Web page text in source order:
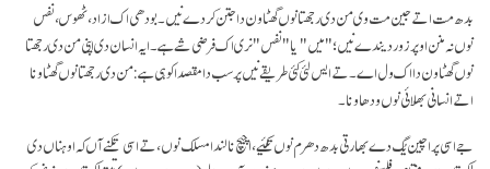
بدھ مت اتے جین مت وی من دی رجھتا نوں گھٹاون دا جتن کردے نیں۔ بودھی اک ازاد، ٹھوس، نفس
نوں نہ منن اوپر زور دیندے نیں؛ "میں" یا "نفس" نری اک فرضی شے ہے۔ ایہ انسان دی اپنی من دی رجھتا
نوں گھٹاون دا اک ول اے۔ تے ایس لئی کئی طریقے نیں پر سب دا مقصد اکو ہی ہے: من دی رجھتا نوں گھٹاونا
اتے انسانی بھلائی نوں ودھاونا۔
جے اسی پراچین یُگ دے بھارتی بدھ دھرم نوں تکئیے، اچیچ نالندا مسلک نوں، تے اسی تکنے آں کہ اوہناں دی